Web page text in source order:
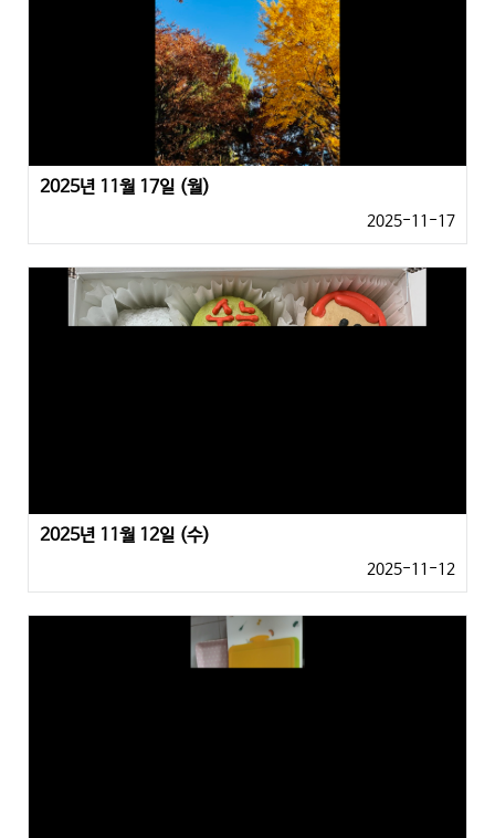
2025년 11월 17일 (월)
2025-11-17
2025년 11월 12일 (수)
2025-11-12